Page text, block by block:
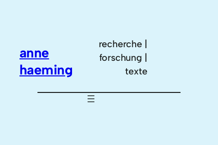
anne
haeming
recherche |
forschung |
texte